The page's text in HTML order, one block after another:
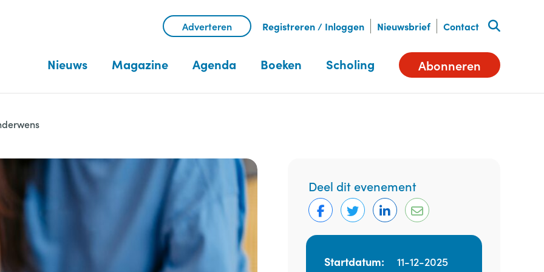
Adverteren Registreren / Inloggen Nieuwsbrief Contact
Nieuws Magazine Agenda Boeken Scholing Abonneren
Deel dit evenement
Startdatum:
11-12-2025